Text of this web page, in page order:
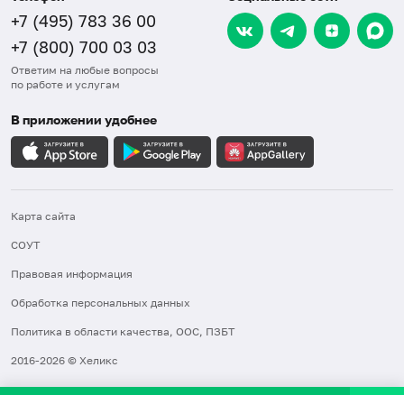
+7 (495) 783 36 00
+7 (800) 700 03 03
Ответим на любые вопросы
по работе и услугам
В приложении удобнее
Карта сайта
СОУТ
Правовая информация
Обработка персональных данных
Политика в области качества, ООС, ПЗБТ
2016-2026 © Хеликс